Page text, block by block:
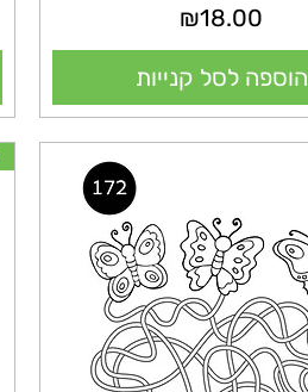
מחיר
₪18.00
הוספה לסל קנייות